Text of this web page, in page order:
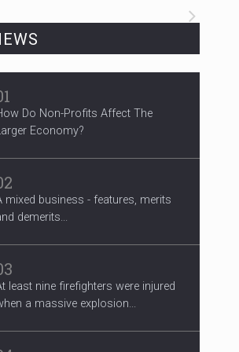
Years After Man's Death
hopes renewed reward will
Do Non-Profits Affect The
Economy?
mixed business - features, merits
demerits...
least nine firefighters were injured
a massive explosion...